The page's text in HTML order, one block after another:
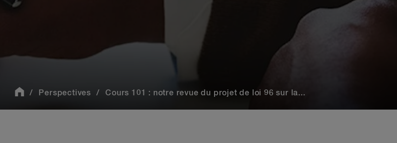
Perspectives Cours 101 : notre revue du projet de loi 96 sur la...